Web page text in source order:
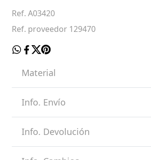
Ref. A03420
Ref. proveedor 129470
Material
Info. Envío
Info. Devolución